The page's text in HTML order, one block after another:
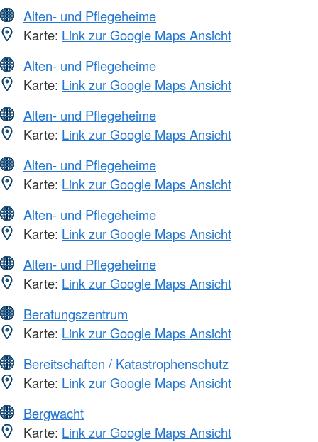
Alten- und Pflegeheime
Karte: Link zur Google Maps Ansicht
Alten- und Pflegeheime
Karte: Link zur Google Maps Ansicht
Alten- und Pflegeheime
Karte: Link zur Google Maps Ansicht
Alten- und Pflegeheime
Karte: Link zur Google Maps Ansicht
Alten- und Pflegeheime
Karte: Link zur Google Maps Ansicht
Alten- und Pflegeheime
Karte: Link zur Google Maps Ansicht
Beratungszentrum
Karte: Link zur Google Maps Ansicht
Bereitschaften / Katastrophenschutz
Karte: Link zur Google Maps Ansicht
Bergwacht
Karte: Link zur Google Maps Ansicht